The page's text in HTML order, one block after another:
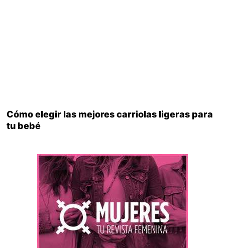
Cómo elegir las mejores carriolas ligeras para
tu bebé